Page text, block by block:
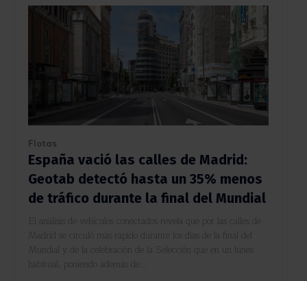
Flotas
España vació las calles de Madrid:
Geotab detectó hasta un 35% menos
de tráfico durante la final del Mundial
El análisis de vehículos conectados revela que por las calles de
Madrid se circuló más rápido durante los días de la final del
Mundial y de la celebración de la Selección que en un lunes
habitual, poniendo además de...